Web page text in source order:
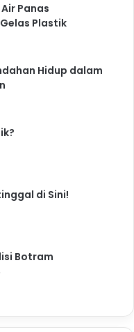
Panas
Plastik
Hidup dalam
di Sini!
Botram